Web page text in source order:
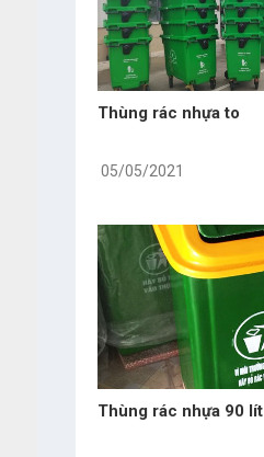
Thùng rác nhựa to
05/05/2021
Thùng rác nhựa 90 lít